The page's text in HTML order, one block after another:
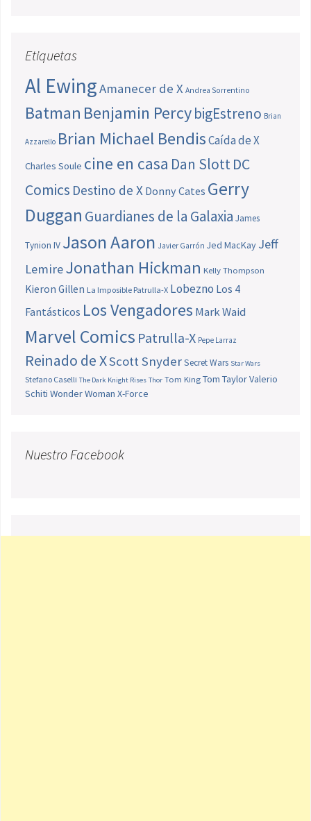
Etiquetas
Al EwingAmanecer de X Andrea Sorrentino
Batman Benjamin PercybigEstreno Brian
Azzarello Brian Michael BendisCaída de X
Charles Soule cine en casa Dan SlottDC
Comics Destino de X Donny Cates Gerry
Duggan Guardianes de la Galaxia James
Tynion IV Jason Aaron Javier Garrón Jed MacKay Jeff
LemireJonathan Hickman Kelly Thompson
Kieron Gillen La Imposible Patrulla-X Lobezno Los 4
Fantásticos Los Vengadores Mark Waid
Marvel Comics Patrulla-X Pepe Larraz
Reinado de XScott SnyderSecret Wars Star Wars
Stefano Caselli The Dark Knight Rises Thor Tom King Tom TaylorValerio
Schiti Wonder Woman X-Force
Nuestro Facebook